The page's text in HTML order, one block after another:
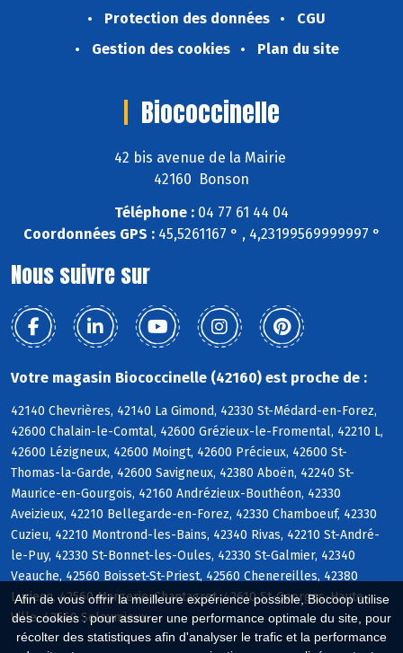
Afin de vous offrir la meilleure expérience possible, Biocoop utilise
des cookies : pour assurer une performance optimale du site, pour
récolter des statistiques afin d'analyser le trafic et la performance
Protection des données
CGU
Gestion des cookies
Plan du site
Biococcinelle
42 bis avenue de la Mairie
42160 Bonson
Téléphone : 04 77 61 44 04
Coordonnées GPS :45,5261167 ° , 4,23199569999997 °
Nous suivre sur
Votre magasin Biococcinelle (42160) est proche de :
42140 Chevrières, 42140 La Gimond, 42330 St-Médard-en-Forez,
42600 Chalain-le-Comtal, 42600 Grézieux-le-Fromental, 42210 L,
42600 Lézigneux, 42600 Moingt, 42600 Précieux, 42600 St-
Thomas-la-Garde, 42600 Savigneux, 42380 Aboën, 42240 St-
Maurice-en-Gourgois, 42160 Andrézieux-Bouthéon, 42330
Aveizieux, 42210 Bellegarde-en-Forez, 42330 Chamboeuf, 42330
Cuzieu, 42210 Montrond-les-Bains, 42340 Rivas, 42210 St-André-
le-Puy, 42330 St-Bonnet-les-Oules, 42330 St-Galmier, 42340
Veauche, 42560 Boisset-St-Priest, 42560 Chenereilles, 42380
Luriecq, 42560 Margerie-Chantagret, 42610 St-Georges-Haute-
Ville, 42560 Soleymieux